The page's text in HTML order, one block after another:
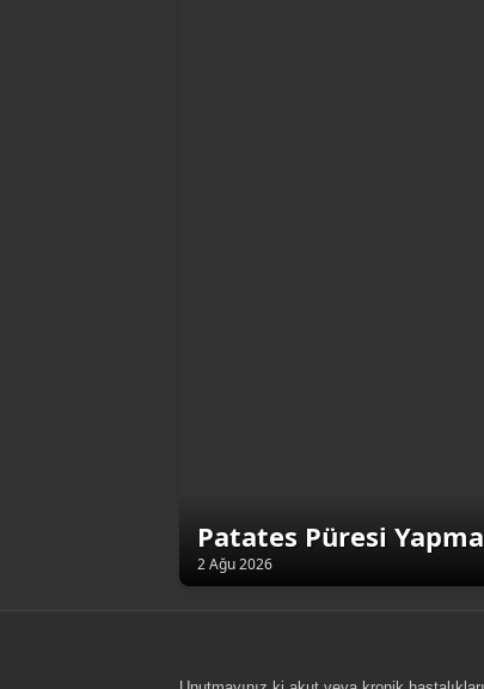
Patates Püresi
2 Ağu 2026